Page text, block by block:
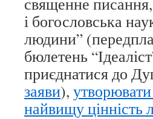
і богословська
людини”
бюлетень
приєднатися до
заяви),
найвищу цінність